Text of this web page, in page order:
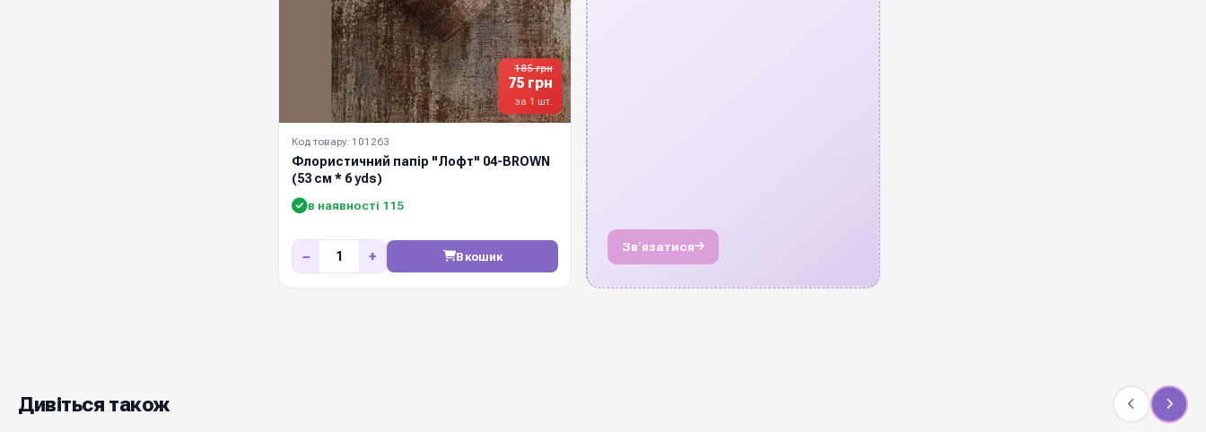
185 грн
75 грн
за 1 шт.
Код товару: 101263
Флористичний папір "Лофт" 04-BROWN
(53 см * 6 yds)
в наявності 115
− + В кошик
Звʼязатися
Дивіться також